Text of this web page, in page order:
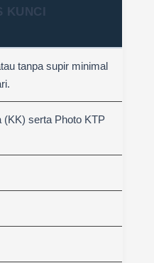
KUNCI
tanpa supir minimal
(KK) serta Photo KTP